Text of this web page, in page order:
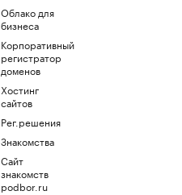
Облако для
бизнеса
Корпоративный
регистратор
доменов
Хостинг
сайтов
Рег.решения
Знакомства
Сайт
знакомств
podbor.ru